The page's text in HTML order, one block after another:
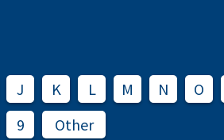
J K L M N O
9 Other